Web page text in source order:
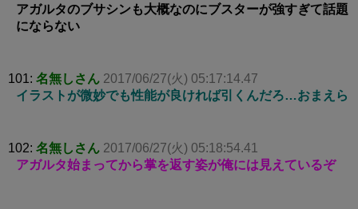
アガルタのブサシンも大概なのにブスターが強すぎて話題
にならない
101: 名無しさん 2017/06/27(火) 05:17:14.47
イラストが微妙でも性能が良ければ引くんだろ…おまえら
102: 名無しさん 2017/06/27(火) 05:18:54.41
アガルタ始まってから掌を返す姿が俺には見えているぞ